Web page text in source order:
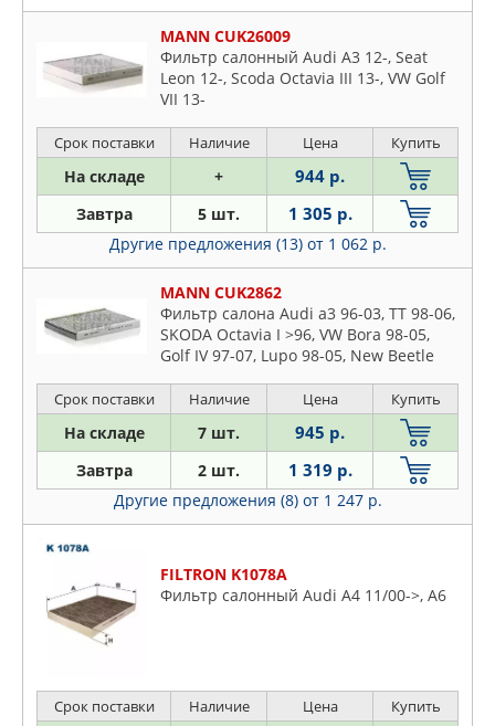
MANN CUK26009
Фильтр салонный Audi A3 12-, Seat
Leon 12-, Scoda Octavia III 13-, VW Golf
VII 13-
Срок поставки Наличие Цена Купить
На складе + 944 р.
Завтра 5 шт. 1 305 р.
Другие предложения (13) от 1 062 р.
MANN CUK2862
Фильтр салона Audi a3 96-03, TT 98-06,
SKODA Octavia I >96, VW Bora 98-05,
Golf IV 97-07, Lupo 98-05, New Beetle
Срок поставки Наличие Цена Купить
На складе 7 шт. 945 р.
Завтра 2 шт. 1 319 р.
Другие предложения (8) от 1 247 р.
FILTRON K1078A
Фильтр салонный Audi A4 11/00->, A6
Срок поставки Наличие Цена Купить